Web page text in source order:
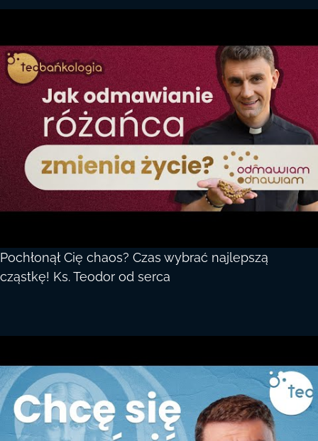
Pochłonął Cię chaos? Czas wybrać najlepszą
cząstkę! Ks. Teodor od serca